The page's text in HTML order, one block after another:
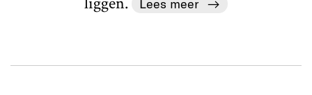
Lees meer